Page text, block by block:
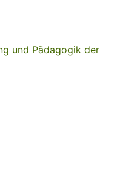
und Pädagogik der